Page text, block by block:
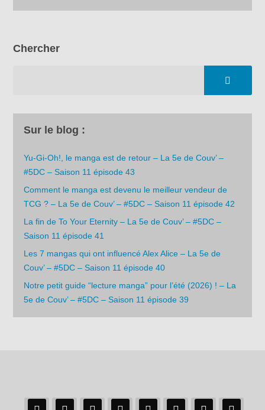
Chercher
Sur le blog :
Yu-Gi-Oh!, le manga est de retour – La 5e de Couv’ –
#5DC – Saison 11 épisode 43
Comment le manga est devenu le meilleur vendeur de
TCG ? – La 5e de Couv’ – #5DC – Saison 11 épisode 42
La fin de To Your Eternity – La 5e de Couv’ – #5DC –
Saison 11 épisode 41
Les 7 mangas qui ont influencé Alex Alice – La 5e de
Couv’ – #5DC – Saison 11 épisode 40
Notre petit guide “lecture manga” pour l’été (2026) ! – La
5e de Couv’ – #5DC – Saison 11 épisode 39